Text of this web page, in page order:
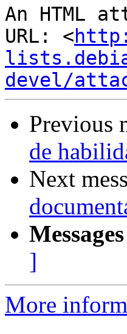
An HTML
URL: <
devel/
Previous
de
Next
]
More